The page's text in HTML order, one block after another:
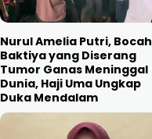
Nurul Amelia Putri, Bocah
Baktiya yang Diserang
Tumor Ganas Meninggal
Dunia, Haji Uma Ungkap
Duka Mendalam